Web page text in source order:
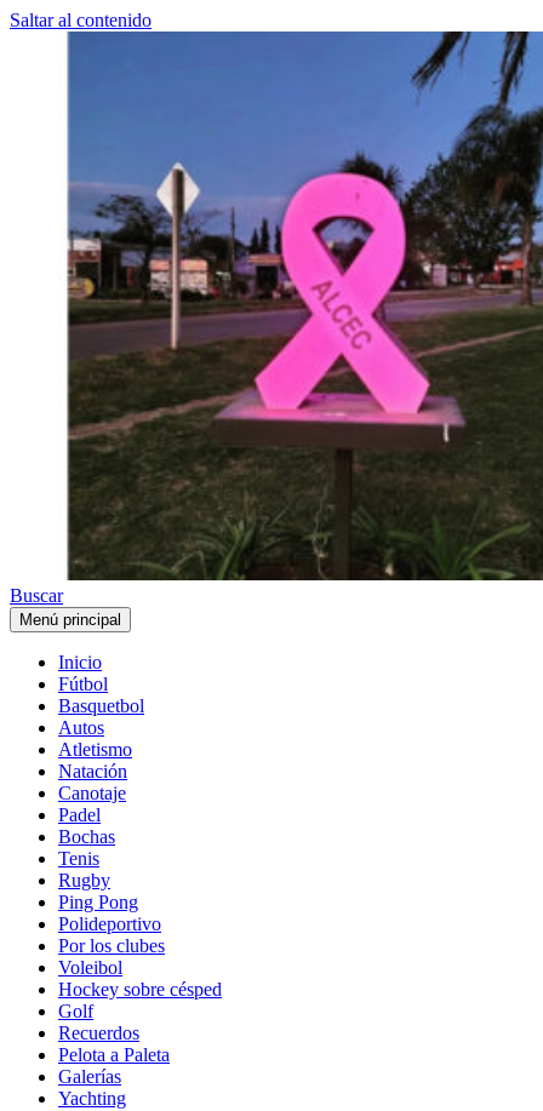
Saltar al contenido
Buscar
Menú principal
Inicio
Fútbol
Basquetbol
Autos
Atletismo
Natación
Canotaje
Padel
Bochas
Tenis
Rugby
Ping Pong
Polideportivo
Por los clubes
Voleibol
Hockey sobre césped
Golf
Recuerdos
Pelota a Paleta
Galerías
Yachting